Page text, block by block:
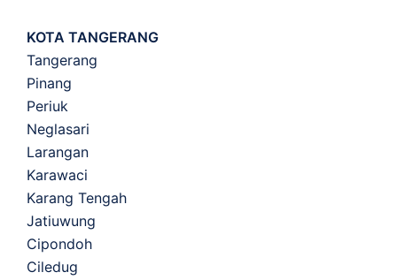
KOTA TANGERANG
Tangerang
Pinang
Periuk
Neglasari
Larangan
Karawaci
Karang Tengah
Jatiuwung
Cipondoh
Ciledug